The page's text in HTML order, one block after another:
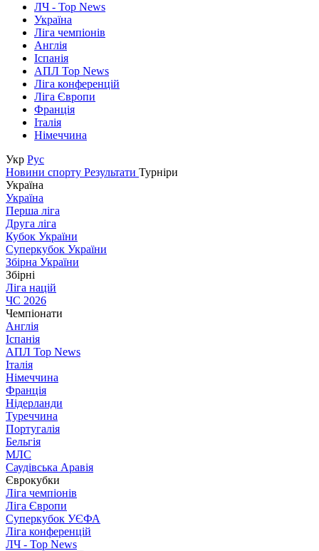
ЛЧ - Top News
Україна
Ліга чемпіонів
Англія
Іспанія
АПЛ Top News
Ліга конференцій
Ліга Європи
Франція
Італія
Німеччина
Укр Рус
Новини спорту Результати Турніри
Україна
Україна
Перша ліга
Друга ліга
Кубок України
Суперкубок України
Збірна України
Збірні
Ліга націй
ЧС 2026
Чемпіонати
Англія
Іспанія
АПЛ Top News
Італія
Німеччина
Франція
Нідерланди
Туреччина
Португалія
Бельгія
МЛС
Саудівська Аравія
Єврокубки
Ліга чемпіонів
Ліга Європи
Суперкубок УЄФА
Ліга конференцій
ЛЧ - Top News